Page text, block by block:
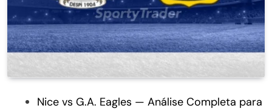
Nice vs G.A. Eagles — Análise Completa para